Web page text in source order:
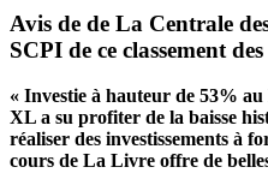
Avis de de La Centrale
SCPI de ce classement
« Investie à hauteur de 53%
XL a su profiter de la baisse
réaliser des investissements à
cours de La Livre offre de